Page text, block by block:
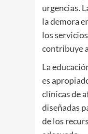
urgencias.
la demora
los
contribuye
La
es
clínicas de
diseñadas
de los